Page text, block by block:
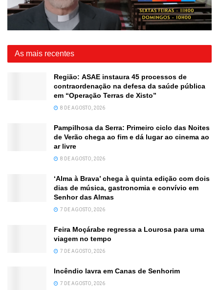
As mais recentes
Região: ASAE instaura 45 processos de
contraordenação na defesa da saúde pública
em “Operação Terras de Xisto”
8 DE AGOSTO, 2026
Pampilhosa da Serra: Primeiro ciclo das Noites
de Verão chega ao fim e dá lugar ao cinema ao
ar livre
8 DE AGOSTO, 2026
‘Alma à Brava’ chega à quinta edição com dois
dias de música, gastronomia e convívio em
Senhor das Almas
7 DE AGOSTO, 2026
Feira Moçárabe regressa a Lourosa para uma
viagem no tempo
7 DE AGOSTO, 2026
Incêndio lavra em Canas de Senhorim
7 DE AGOSTO, 2026